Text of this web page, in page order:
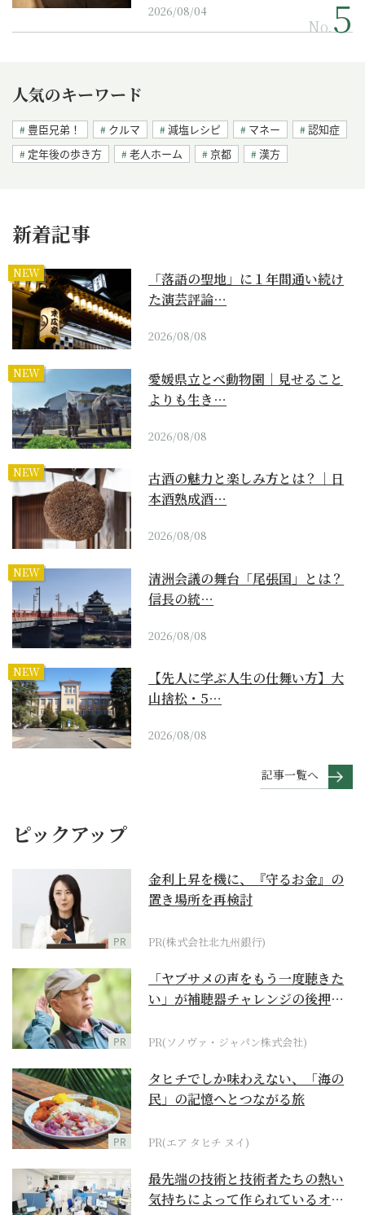
2026/08/04
No.
人気のキーワード
豊臣兄弟！ クルマ 減塩レシピ マネー
認知症
定年後の歩き方
老人ホーム 京都 漢方
新着記事
NEW
「落語の聖地」に１年間通い続け
た演芸評論…
2026/08/08
NEW
愛媛県立とべ動物園｜見せること
よりも生き…
2026/08/08
NEW
古酒の魅力と楽しみ方とは？｜日
本酒熟成酒…
2026/08/08
NEW
清洲会議の舞台「尾張国」とは？
信長の統…
2026/08/08
NEW
【先人に学ぶ人生の仕舞い方】大
山捨松・5…
2026/08/08
記事一覧へ
ピックアップ
PR
金利上昇を機に、『守るお金』の
置き場所を再検討
PR(株式会社北九州銀行)
PR
「ヤブサメの声をもう一度聴きた
い」が補聴器チャレンジの後押し
PR(ソノヴァ・ジャパン株式会社)
PR
タヒチでしか味わえない、「海の
民」の記憶へとつながる旅
PR(エア タヒチ ヌイ)
最先端の技術と技術者たちの熱い
気持ちによって作られているオー